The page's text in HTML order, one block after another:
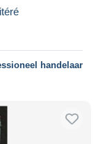
handelaar